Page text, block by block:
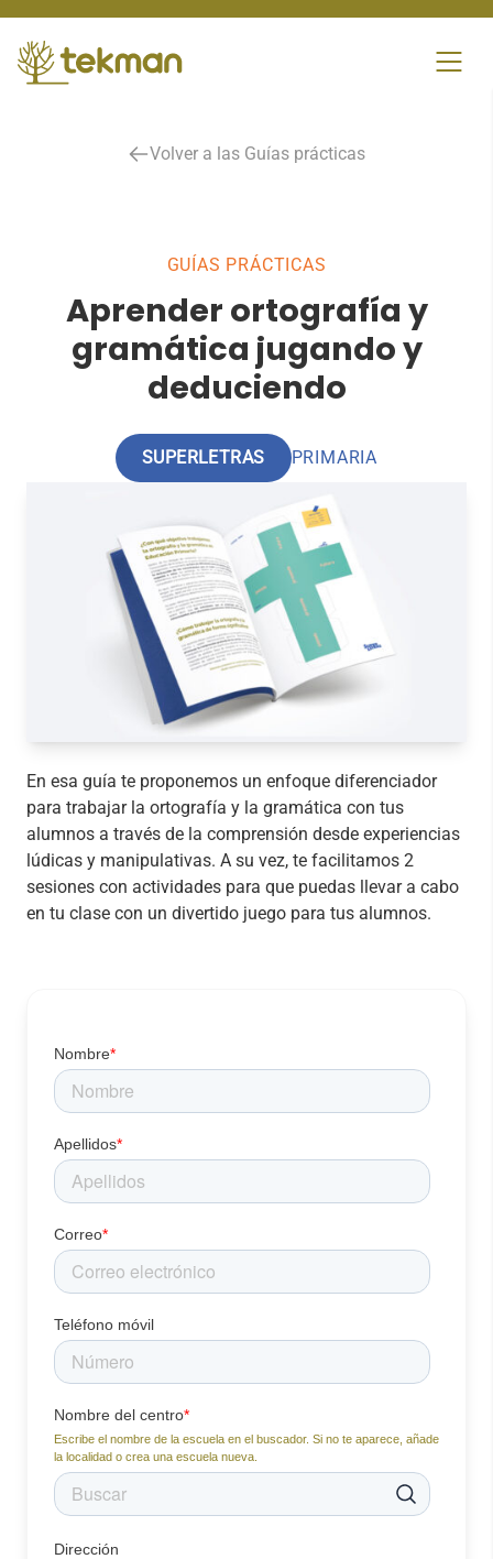
content
Volver a las Guías prácticas
GUÍAS PRÁCTICAS
Aprender ortografía y
gramática jugando y
deduciendo
SUPERLETRAS PRIMARIA
En esa guía te proponemos un enfoque diferenciador
para trabajar la ortografía y la gramática con tus
alumnos a través de la comprensión desde experiencias
lúdicas y manipulativas. A su vez, te facilitamos 2
sesiones con actividades para que puedas llevar a cabo
en tu clase con un divertido juego para tus alumnos.
Nombre*
Apellidos*
Correo*
Teléfono móvil
Nombre del centro*
Escribe el nombre de la escuela en el buscador. Si no te aparece, añade
la localidad o crea una escuela nueva.
Dirección